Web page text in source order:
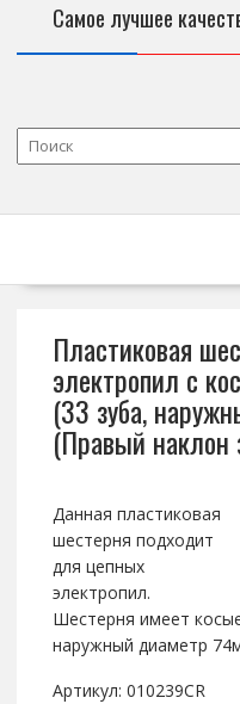
Самое лучшее
Пластиковая
электропил с
(33 зуба,
(Правый наклон
Данная пластиковая
шестерня подходит
для цепных
электропил.
Шестерня имеет
наружный диаметр
Артикул: 010239CR